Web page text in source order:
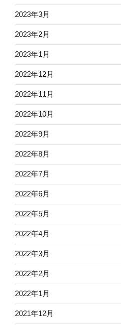
2023年3月
2023年2月
2023年1月
2022年12月
2022年11月
2022年10月
2022年9月
2022年8月
2022年7月
2022年6月
2022年5月
2022年4月
2022年3月
2022年2月
2022年1月
2021年12月